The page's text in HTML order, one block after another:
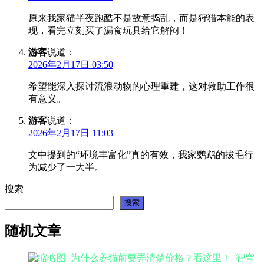
原来我家猫半夜跑酷不是故意捣乱，而是狩猎本能的表
现，看完立刻买了漏食玩具给它解闷！
游客说道：
2026年2月17日 03:50
希望能深入探讨流浪动物的心理重建，这对救助工作很
有意义。
游客说道：
2026年2月17日 11:03
文中提到的“环境丰富化”真的有效，我家鹦鹉的拔毛行
为减少了一大半。
搜索
搜索
随机文章